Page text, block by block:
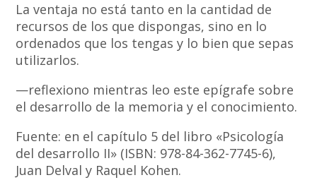
La ventaja no está tanto en la cantidad de
recursos de los que dispongas, sino en lo
ordenados que los tengas y lo bien que sepas
utilizarlos.
—reflexiono mientras leo este epígrafe sobre
el desarrollo de la memoria y el conocimiento.
Fuente: en el capítulo 5 del libro «Psicología
del desarrollo II» (ISBN: 978-84-362-7745-6),
Juan Delval y Raquel Kohen.